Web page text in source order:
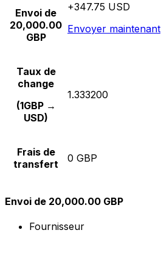
Envoi de
20,000.00
GBP
+347.75 USD
Envoyer maintenant
Taux de
change
(1GBP →
USD)
1.333200
Frais de
transfert
0 GBP
Envoi de 20,000.00 GBP
Fournisseur